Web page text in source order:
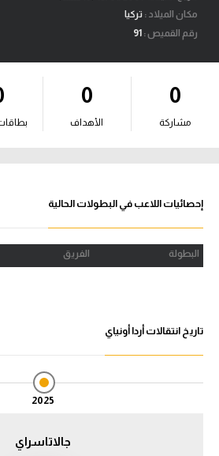
فيديوهات
آراء حرة
ركن الألعاب
الدوري المصري
الدوري الإنجليزي الممتاز
الدوري الإيطالي
الدوري السعودي للمحترفين
مكان الميلاد : تركيا
رقم القميص :
0
مشاركة
0
الأهداف
إحصائيات اللاعب في البطولات الحالية
البطولة الفريق
تاريخ انتقالات أردا أونياي
2025
جالاتاسراي